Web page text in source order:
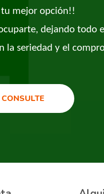
tu mejor opción!!
dejando todo
la seriedad y el
CONSULTE